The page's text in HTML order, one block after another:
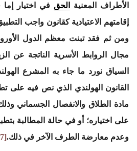
الأطراف المعنية
الحق في اختيار إما
إقامتهم الاعتيادية كقانون واجب
ومن ثم فقد تبنت معظم الدول
مجال الروابط الأسرية الناتجة عن
السياق نورد ما جاء به المشرع
القانون الهولندي الذي نص فيه على
مادة الطلاق والانفصال الجسماني
على اختياره؛ أو في حالة المطالبة
وعدم معارضة الطرف الآخر في ذلك.[7]